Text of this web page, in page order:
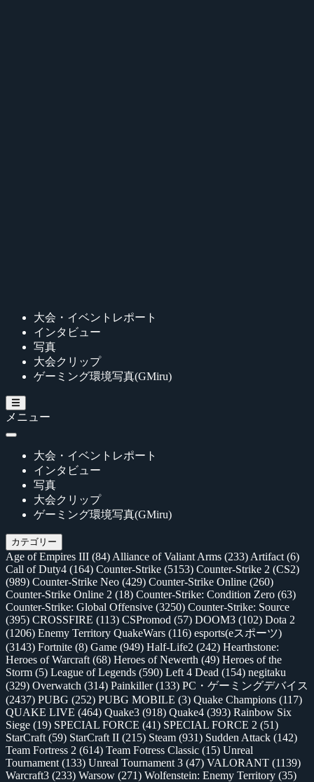
大会・イベントレポート
インタビュー
写真
大会クリップ
ゲーミング環境写真(GMiru)
メニュー
大会・イベントレポート
インタビュー
写真
大会クリップ
ゲーミング環境写真(GMiru)
カテゴリー
Age of Empires III (84) Alliance of Valiant Arms (233) Artifact (6)
Call of Duty4 (164) Counter-Strike (5153) Counter-Strike 2 (CS2)
(989) Counter-Strike Neo (429) Counter-Strike Online (260)
Counter-Strike Online 2 (18) Counter-Strike: Condition Zero (63)
Counter-Strike: Global Offensive (3250) Counter-Strike: Source
(395) CROSSFIRE (113) CSPromod (57) DOOM3 (102) Dota 2
(1206) Enemy Territory QuakeWars (116) esports(eスポーツ)
(3143) Fortnite (8) Game (949) Half-Life2 (242) Hearthstone:
Heroes of Warcraft (68) Heroes of Newerth (49) Heroes of the
Storm (5) League of Legends (590) Left 4 Dead (154) negitaku
(329) Overwatch (314) Painkiller(133) PC・ゲーミングデバイス
(2437) PUBG (252) PUBG MOBILE (3) Quake Champions (117)
QUAKE LIVE (464) Quake3 (918) Quake4 (393) Rainbow Six
Siege (19) SPECIAL FORCE (41) SPECIAL FORCE 2 (51)
StarCraft (59) StarCraft II (215) Steam (931) Sudden Attack (142)
Team Fortress 2 (614) Team Fotress Classic (15) Unreal
Tournament (133) Unreal Tournament 3 (47) VALORANT (1139)
Warcraft3 (233) Warsow (271) Wolfenstein: Enemy Territory (35)